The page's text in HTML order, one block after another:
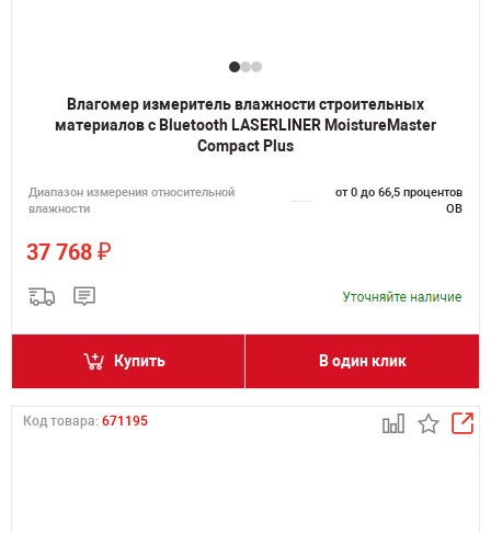
Влагомер измеритель влажности строительных
материалов с Bluetooth LASERLINER MoistureMaster
Compact Plus
Диапазон измерения относительной
влажности
от 0 до 66,5 процентов
ОВ
37 768 ₽
Купить В один клик
Код товара: 671195